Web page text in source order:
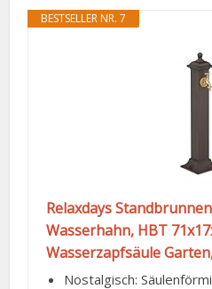
BESTSELLER NR. 7
Relaxdays
Wasserhahn, HBT
Wasserzapfsäule
Nostalgisch: